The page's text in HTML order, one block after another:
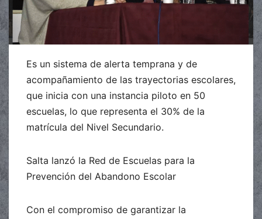
Es un sistema de alerta temprana y de
acompañamiento de las trayectorias escolares,
que inicia con una instancia piloto en 50
escuelas, lo que representa el 30% de la
matrícula del Nivel Secundario.
Salta lanzó la Red de Escuelas para la
Prevención del Abandono Escolar
Con el compromiso de garantizar la